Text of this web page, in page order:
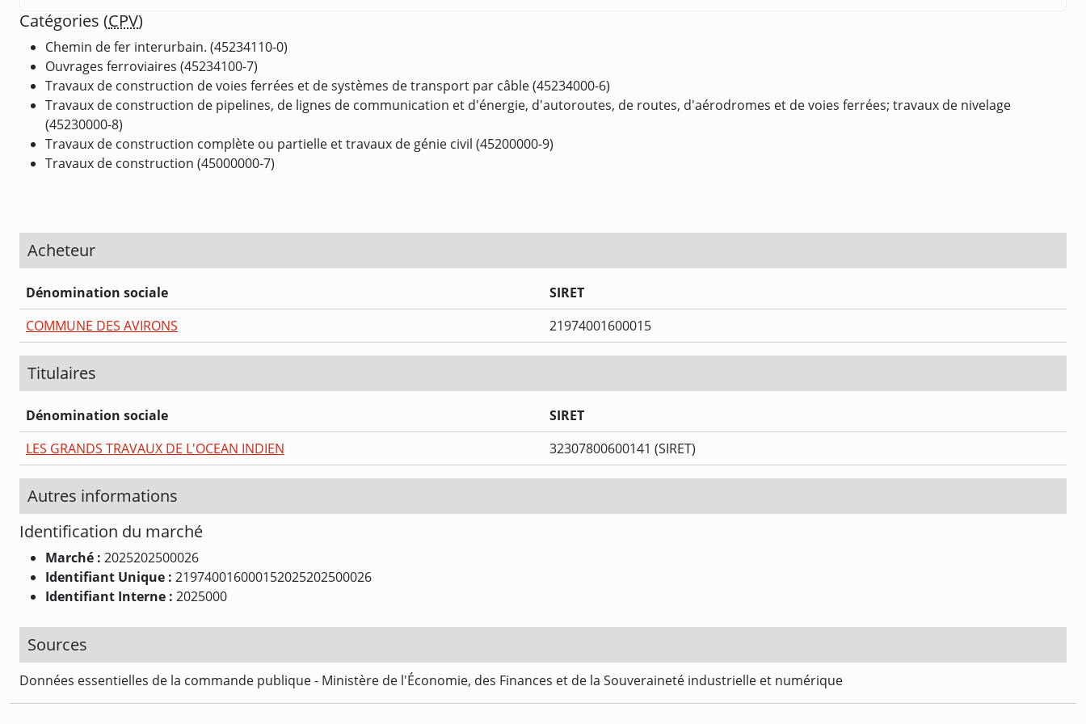
Catégories (CPV)
Chemin de fer interurbain. (45234110-0)
Ouvrages ferroviaires (45234100-7)
Travaux de construction de voies ferrées et de systèmes de transport par câble (45234000-6)
Travaux de construction de pipelines, de lignes de communication et d'énergie, d'autoroutes, de routes, d'aérodromes et de voies ferrées; travaux de nivelage
(45230000-8)
Travaux de construction complète ou partielle et travaux de génie civil (45200000-9)
Travaux de construction (45000000-7)
Acheteur
Dénomination sociale
SIRET
COMMUNE DES AVIRONS
21974001600015
Titulaires
Dénomination sociale
SIRET
LES GRANDS TRAVAUX DE L'OCEAN INDIEN
32307800600141 (SIRET)
Autres informations
Identification du marché
Marché : 2025202500026
Identifiant Unique : 219740016000152025202500026
Identifiant Interne : 2025000
Sources
Données essentielles de la commande publique - Ministère de l'Économie, des Finances et de la Souveraineté industrielle et numérique